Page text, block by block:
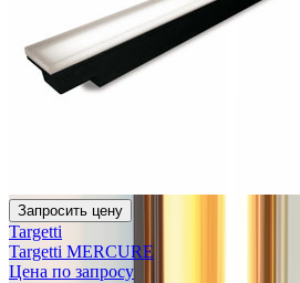
Запросить цену
Targetti
Targetti MERCURE
Цена по запросу